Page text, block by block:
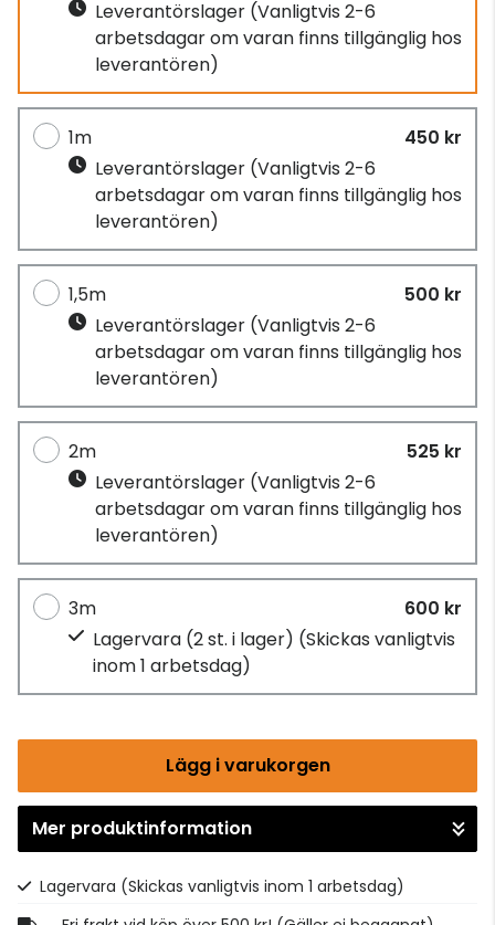
Leverantörslager (Vanligtvis 2-6
arbetsdagar om varan finns tillgänglig hos
leverantören)
1m
450 kr
Leverantörslager (Vanligtvis 2-6
arbetsdagar om varan finns tillgänglig hos
leverantören)
1,5m
500 kr
Leverantörslager (Vanligtvis 2-6
arbetsdagar om varan finns tillgänglig hos
leverantören)
2m
525 kr
Leverantörslager (Vanligtvis 2-6
arbetsdagar om varan finns tillgänglig hos
leverantören)
3m
600 kr
Lagervara (2 st. i lager) (Skickas vanligtvis
inom 1 arbetsdag)
Lägg i varukorgen
Gå till kassan
Mer produktinformation
Lagervara (Skickas vanligtvis inom 1 arbetsdag)